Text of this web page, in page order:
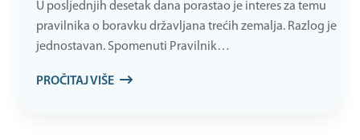
U posljednjih desetak dana porastao je interes za temu
pravilnika o boravku državljana trećih zemalja. Razlog je
jednostavan. Spomenuti Pravilnik…
PROČITAJ VIŠE